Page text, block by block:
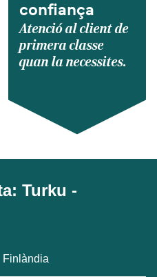
confiança
Atenció al client de
primera classe
quan la necessites.
Turku -
Finlàndia